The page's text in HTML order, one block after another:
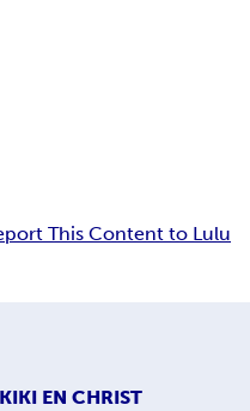
This Content to Lulu
KIKI EN CHRIST